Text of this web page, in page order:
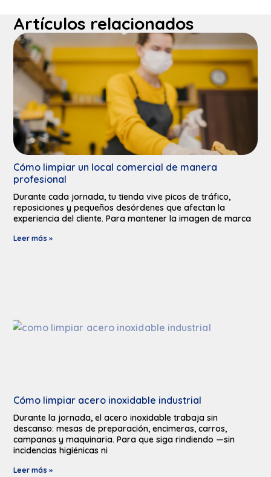
Artículos relacionados
Cómo limpiar un local comercial de manera
profesional
Durante cada jornada, tu tienda vive picos de tráfico,
reposiciones y pequeños desórdenes que afectan la
experiencia del cliente. Para mantener la imagen de marca
Leer más »
Cómo limpiar acero inoxidable industrial
Durante la jornada, el acero inoxidable trabaja sin
descanso: mesas de preparación, encimeras, carros,
campanas y maquinaria. Para que siga rindiendo —sin
incidencias higiénicas ni
Leer más »